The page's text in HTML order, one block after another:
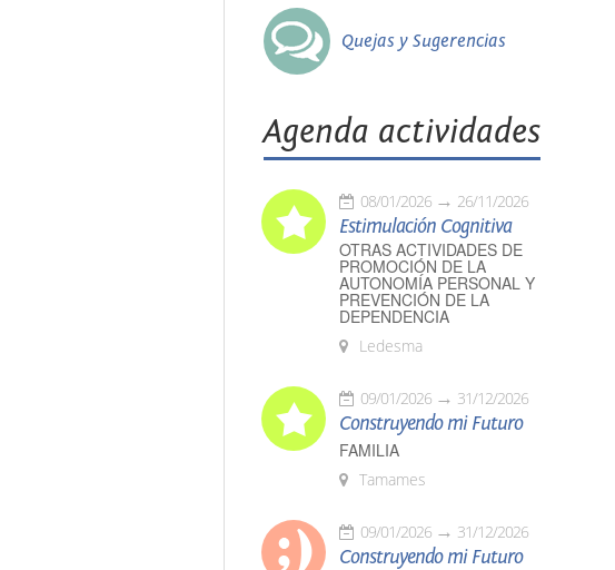
Quejas y Sugerencias
Agenda actividades
08/01/2026 26/11/2026
Estimulación Cognitiva
OTRAS ACTIVIDADES DE
PROMOCIÓN DE LA
AUTONOMÍA PERSONAL Y
PREVENCIÓN DE LA
DEPENDENCIA
Ledesma
09/01/2026 31/12/2026
Construyendo mi Futuro
FAMILIA
Tamames
09/01/2026 31/12/2026
Construyendo mi Futuro